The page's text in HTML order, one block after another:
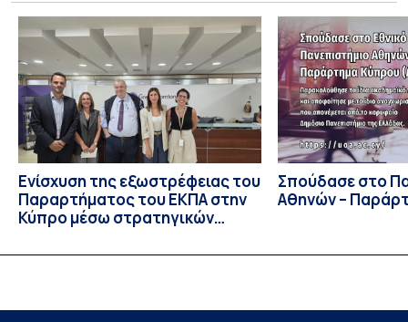
Ιουλίου στο Blagoevgrad της Βουλγαρίας. Σε αυτόν
συμμετείχαν 447 φοιτητές εκπροσωπώντας 135
πανεπιστήμια από 46 χώρες. Από την Ελλάδα, συμμετείχαν
επίσης το Εθνικό Μετσόβιο Πολυτεχνείο, το Αριστοτέλειο
Πανεπιστήμιο […]
Ενίσχυση της εξωστρέφειας του
Παραρτήματος του ΕΚΠΑ στην
Κύπρο μέσω στρατηγικών
Σπούδασε στο
Αθηνών –